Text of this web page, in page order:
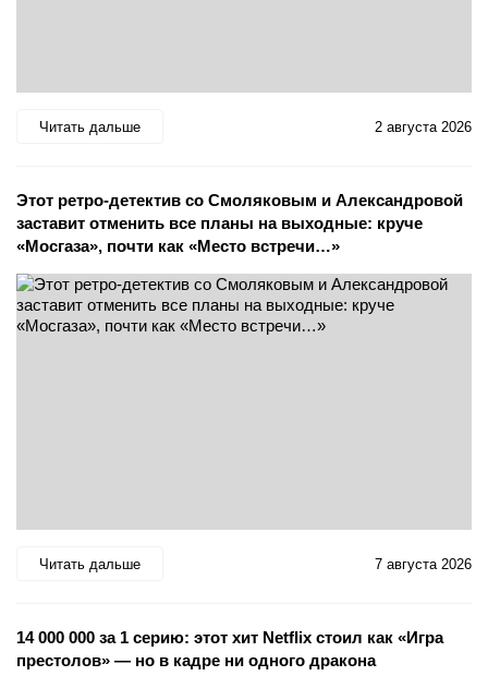
Читать дальше 2 августа 2026
Этот ретро-детектив со Смоляковым и Александровой
заставит отменить все планы на выходные: круче
«Мосгаза», почти как «Место встречи…»
Читать дальше 7 августа 2026
14 000 000 за 1 серию: этот хит Netflix стоил как «Игра
престолов» — но в кадре ни одного дракона